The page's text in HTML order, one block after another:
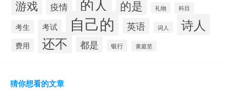
游戏 疫情 的人 的是 礼物 科目
考生 考试 自己的 英语 词人 诗人
费用 还不 都是 银行 黄庭坚
猜你想看的文章